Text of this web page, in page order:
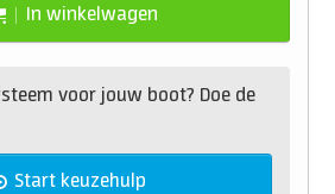
In winkelwagen
voor jouw boot? Doe de
Start keuzehulp